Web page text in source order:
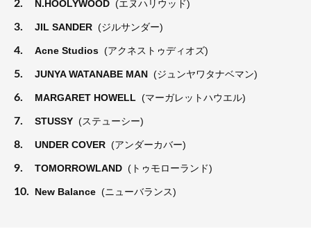
2. N.HOOLYWOOD (エヌハリウッド)
3. JIL SANDER (ジルサンダー)
4. Acne Studios (アクネストゥディオズ)
5. JUNYA WATANABE MAN (ジュンヤワタナベマン)
6. MARGARET HOWELL (マーガレットハウエル)
7. STUSSY (ステューシー)
8. UNDER COVER (アンダーカバー)
9. TOMORROWLAND (トゥモローランド)
10. New Balance (ニューバランス)